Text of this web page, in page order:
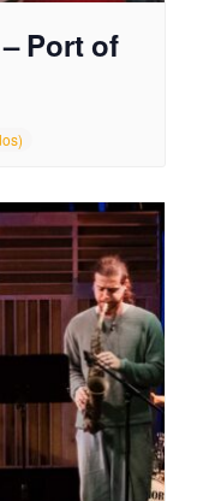
Port of